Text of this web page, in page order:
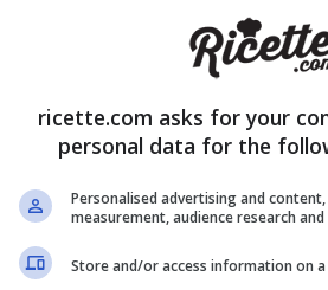
che si prepara in pochi minuti,
ricette.com asks for your
personal data for the
Personalised advertising and
measurement, audience research
Store and/or access information on a